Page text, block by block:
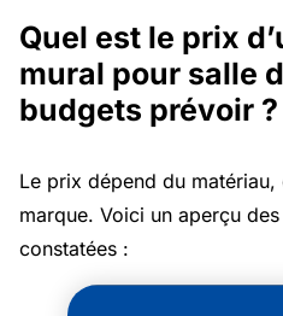
Quel est le prix
mural pour salle
budgets prévoir ?
Le prix dépend du
marque. Voici un aperçu
constatées :